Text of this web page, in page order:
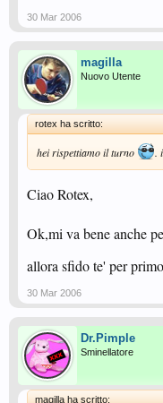
30 Mar 2006
magilla
Nuovo Utente
rotex ha scritto:
hei rispettiamo il turno .
Ciao Rotex,
Ok,mi va bene anche
allora sfido te' per primo
30 Mar 2006
Dr.Pimple
Sminellatore
magilla ha scritto: